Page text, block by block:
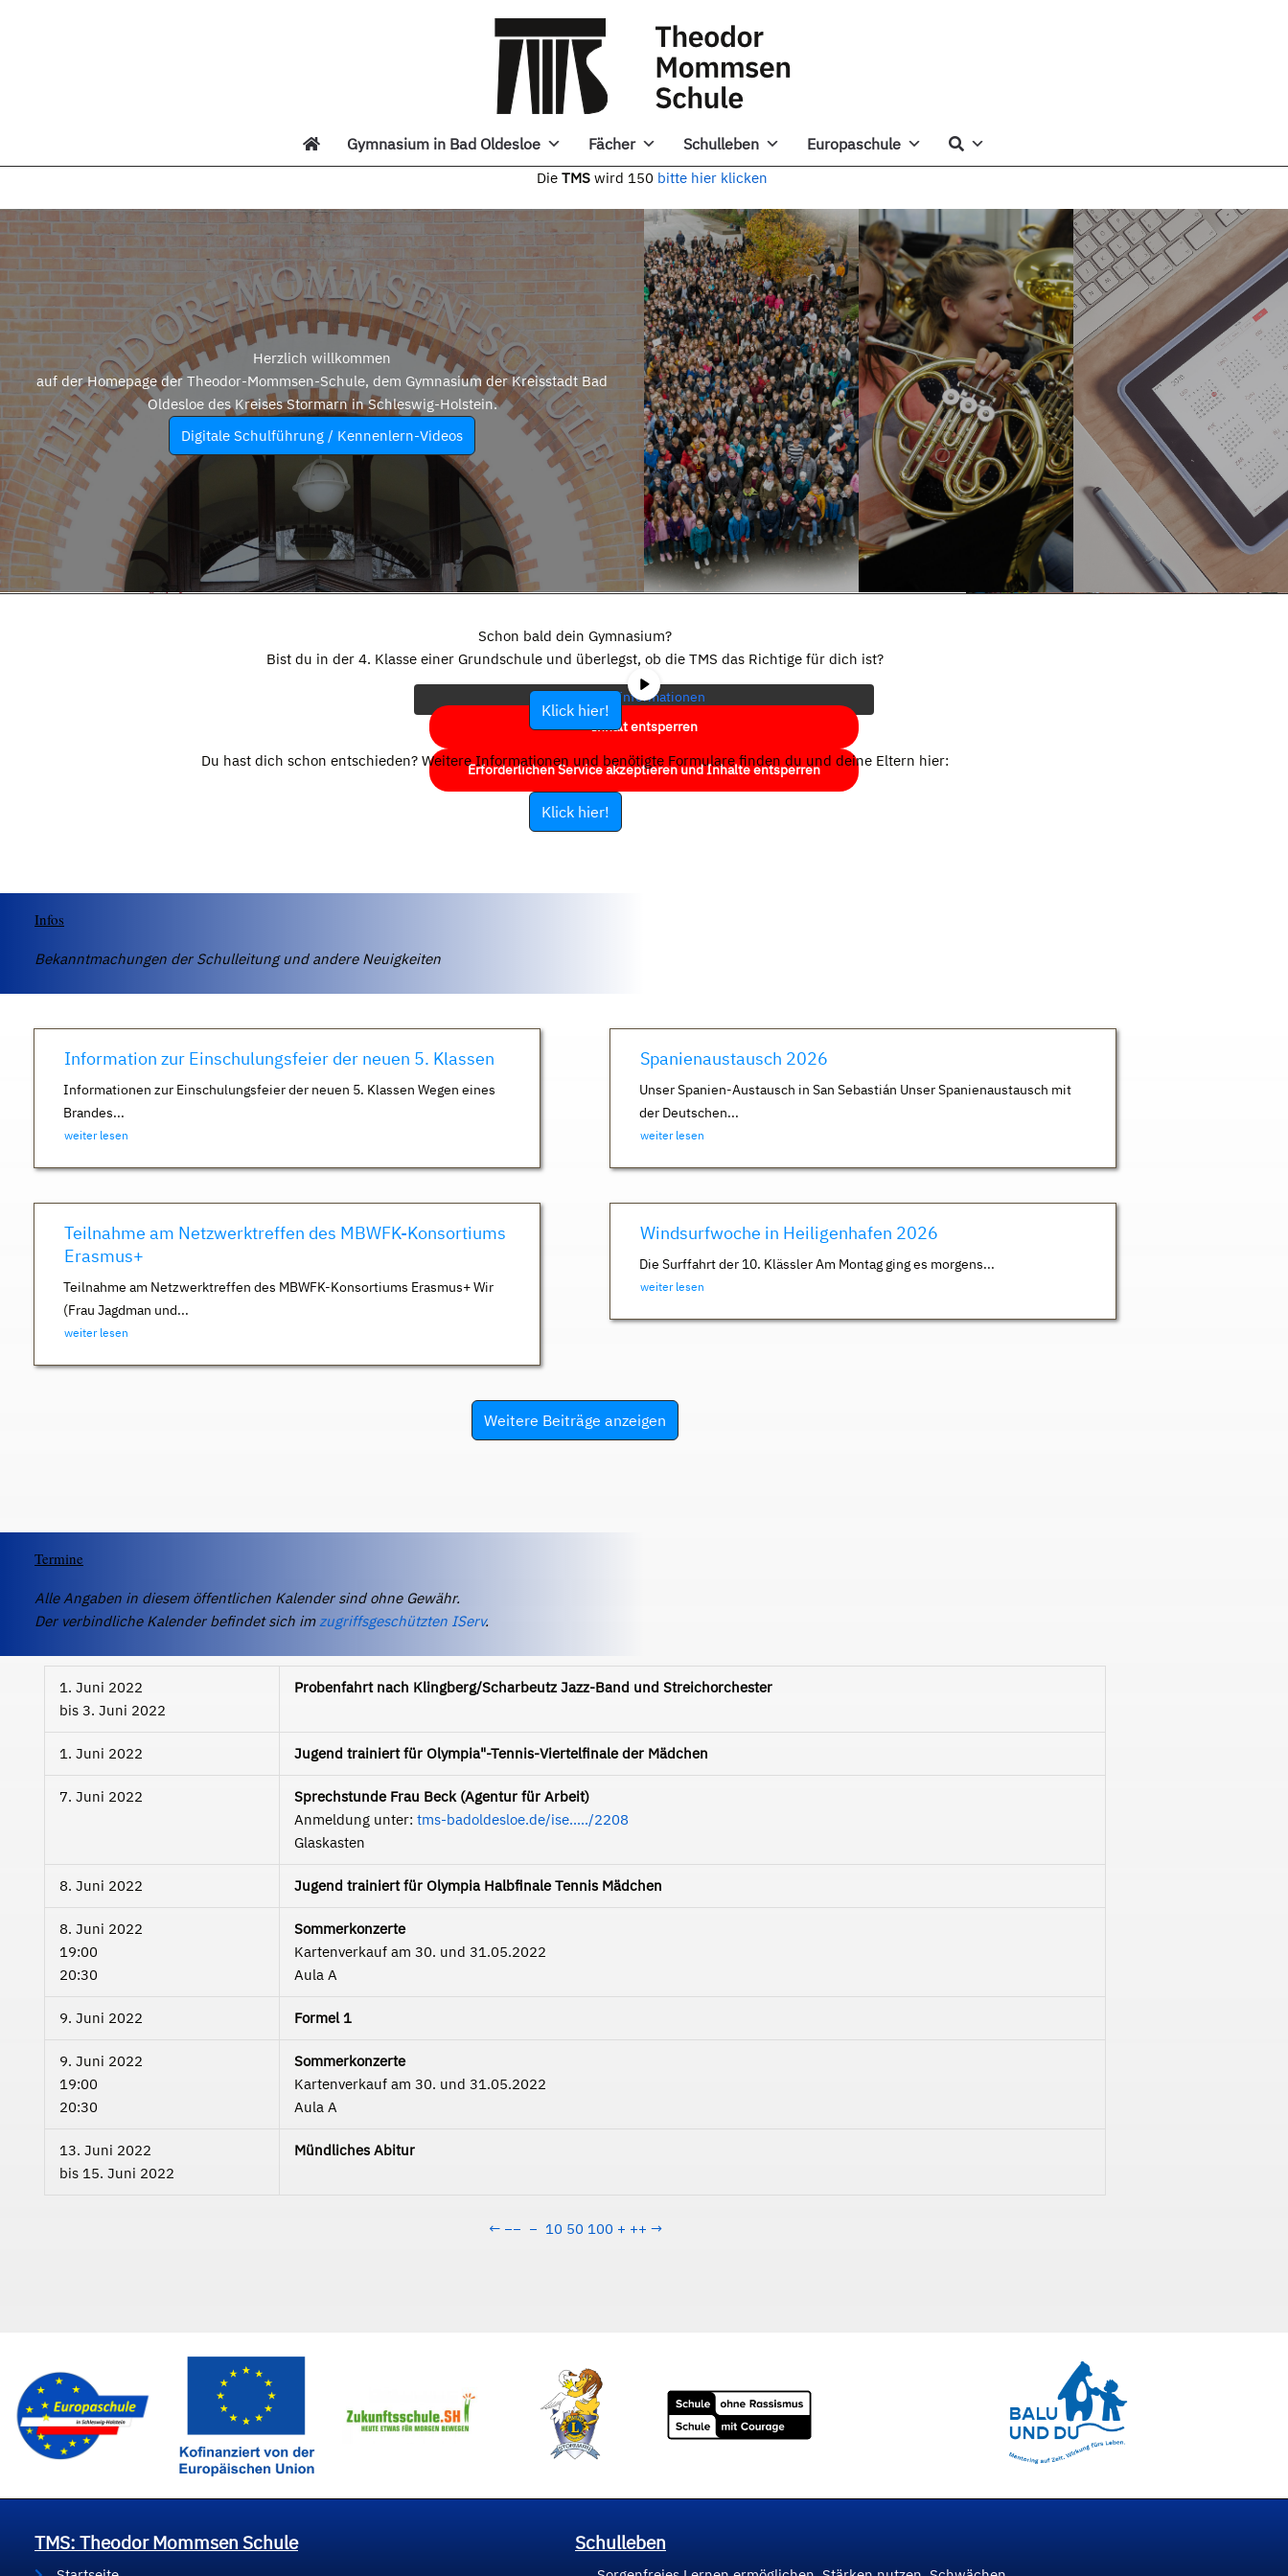
Gymnasium in Bad Oldesloe Fächer Schulleben Europaschule
Die TMS wird 150 bitte hier klicken
Herzlich willkommen
auf der Homepage der Theodor-Mommsen-Schule, dem Gymnasium der Kreisstadt Bad
Oldesloe des Kreises Stormarn in Schleswig-Holstein.
Digitale Schulführung / Kennenlern-Videos
eigentlichen Inhalt zuzugreifen, klicken Sie auf die Schaltfläche unten.
Bitte beachten Sie, dass dabei Daten an Drittanbieter weitergegeben
werden.
Mehr Informationen
Inhalt entsperren
Erforderlichen Service akzeptieren und Inhalte entsperren
Schon bald dein Gymnasium?
Bist du in der 4. Klasse einer Grundschule und überlegst, ob die TMS das Richtige für dich ist?
Klick hier!
Du hast dich schon entschieden? Weitere Informationen und benötigte Formulare finden du und deine Eltern hier:
Klick hier!
Infos
Bekanntmachungen der Schulleitung und andere Neuigkeiten
Information zur Einschulungsfeier der neuen 5. Klassen
Informationen zur Einschulungsfeier der neuen 5. Klassen Wegen eines
Brandes...
weiter lesen
Spanienaustausch 2026
Unser Spanien-Austausch in San Sebastián Unser Spanienaustausch mit
der Deutschen...
weiter lesen
Teilnahme am Netzwerktreffen des MBWFK-Konsortiums
Erasmus+
Teilnahme am Netzwerktreffen des MBWFK-Konsortiums Erasmus+ Wir
(Frau Jagdman und...
weiter lesen
Windsurfwoche in Heiligenhafen 2026
Die Surffahrt der 10. Klässler Am Montag ging es morgens...
weiter lesen
Weitere Beiträge anzeigen
Termine
Alle Angaben in diesem öffentlichen Kalender sind ohne Gewähr.
Der verbindliche Kalender befindet sich imzugriffsgeschützten IServ.
1. Juni 2022
bis 3. Juni 2022
Probenfahrt nach Klingberg/Scharbeutz Jazz-Band und Streichorchester
1. Juni 2022 Jugend trainiert für Olympia"-Tennis-Viertelfinale der Mädchen
7. Juni 2022
Sprechstunde Frau Beck (Agentur für Arbeit)
Anmeldung unter: tms-badoldesloe.de/ise...../2208
Glaskasten
8. Juni 2022 Jugend trainiert für Olympia Halbfinale Tennis Mädchen
8. Juni 2022
19:00
20:30
Sommerkonzerte
Kartenverkauf am 30. und 31.05.2022
Aula A
9. Juni 2022 Formel 1
9. Juni 2022
19:00
20:30
Sommerkonzerte
Kartenverkauf am 30. und 31.05.2022
Aula A
13. Juni 2022
bis 15. Juni 2022
Mündliches Abitur
← −− − 10 50 100 + ++ →
TMS: Theodor Mommsen Schule Schulleben